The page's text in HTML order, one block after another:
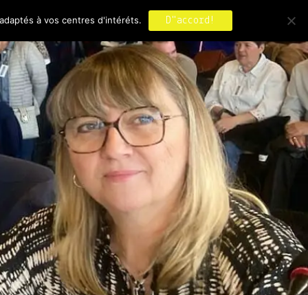
à vos centres d'intéréts. D"accord!